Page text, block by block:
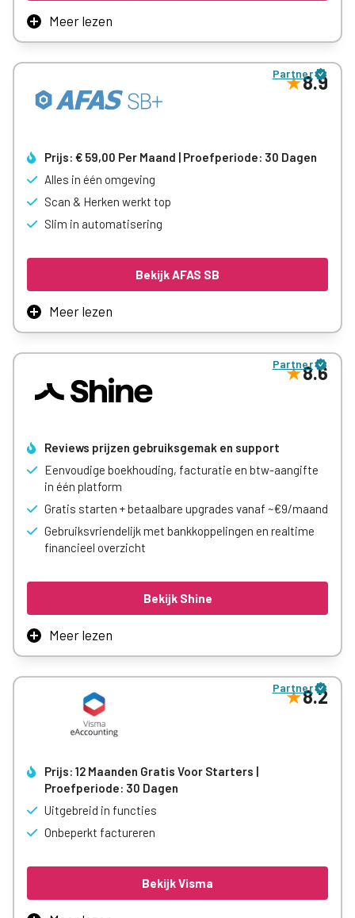
Meer lezen
Ben jij opzoek naar een betaalbaar en eenvoudig
boekhoudprogramma? Met e-Boekhouden.nl automatiseer
jij je boekhouding en facturatie. Je kunt het helemaal zelf,
zonder boekhoudkennis.
Van offertes en facturen tot btw-aangifte en rapportages,
Ben je minder dan 15 maanden geleden gestart met je
onderneming, of ga je binnenkort van start? Dan gebruik je
e‑Boekhouden.nl de eerste 15 maanden helemaal gratis.
Geen automatische verlenging.
Partner8.9
Prijs: € 59,00 Per Maand | Proefperiode: 30 Dagen
Alles in één omgeving
Scan & Herken werkt top
Slim in automatisering
Bekijk AFAS SB
Meer lezen
AFAS maakt software voor grote organisaties als
ziekenhuizen en overheden, maar hebben nu ook een klein-
zakelijke oplossing. Hierin vind je de geavanceerde
oplossingen van AFAS terug, in een vereenvoudigde
weergave. Het is een wat duurder pakket, maar wél een
Meer leren
Partner8.6
Reviews prijzen gebruiksgemak en support
Eenvoudige boekhouding, facturatie en btw-aangifte
in één platform
Gratis starten + betaalbare upgrades vanaf ~€9/maand
Gebruiksvriendelijk met bankkoppelingen en realtime
financieel overzicht
Bekijk Shine
Meer lezen
Shine is een sterke keuze voor zzp’ers en kleine bedrijven:
het combineert boekhouding, facturatie en btw-aangifte
in één gebruiksvriendelijk platform met automatische
bankkoppelingen. Je kunt gratis starten en later upgraden
naar betaalbare plannen vanaf ca. €11/maand, en veel
gebruikers prijzen de overzichtelijke interface en
Meer leren
Partner8.2
Prijs: 12 Maanden Gratis Voor Starters |
Proefperiode: 30 Dagen
Uitgebreid in functies
Onbeperkt factureren
Bekijk Visma